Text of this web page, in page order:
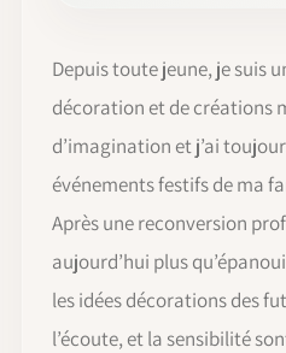
Depuis toute jeune, je suis
décoration et de créations
d’imagination et j’ai
événements festifs de ma
Après une reconversion
aujourd’hui plus
les idées décorations des
l’écoute, et la sensibilité